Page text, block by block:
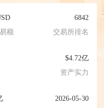
额
6842
交易所排名
$4.72亿
资产实力
2026-05-30